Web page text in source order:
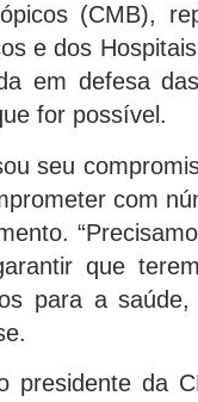
(CMB),
e dos
em defesa
for possível.
seu
com
que
para a
presidente da